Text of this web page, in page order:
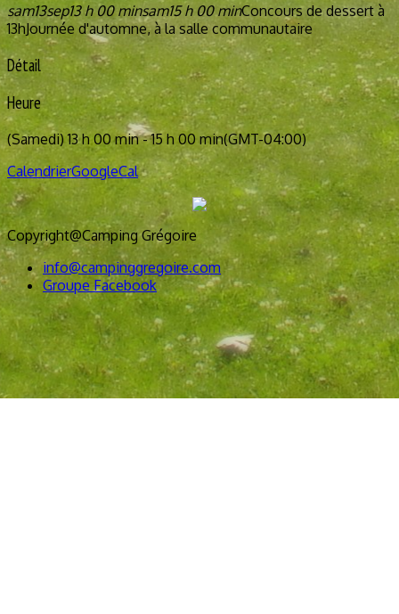
sam13sep13 h 00 minsam15 h 00 minConcours de dessert à
13hJournée d'automne, à la salle communautaire
Détail
Heure
(Samedi) 13 h 00 min - 15 h 00 min(GMT-04:00)
CalendrierGoogleCal
Copyright@Camping Grégoire
info@campinggregoire.com
Groupe Facebook